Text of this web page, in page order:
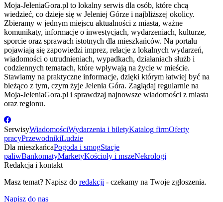
Moja-JeleniaGora.pl to lokalny serwis dla osób, które chcą
wiedzieć, co dzieje się w Jeleniej Górze i najbliższej okolicy.
Zbieramy w jednym miejscu aktualności z miasta, ważne
komunikaty, informacje o inwestycjach, wydarzeniach, kulturze,
sporcie oraz sprawach istotnych dla mieszkańców. Na portalu
pojawiają się zapowiedzi imprez, relacje z lokalnych wydarzeń,
wiadomości o utrudnieniach, wypadkach, działaniach służb i
codziennych tematach, które wpływają na życie w mieście.
Stawiamy na praktyczne informacje, dzięki którym łatwiej być na
bieżąco z tym, czym żyje Jelenia Góra. Zaglądaj regularnie na
Moja-JeleniaGora.pl i sprawdzaj najnowsze wiadomości z miasta
oraz regionu.
SerwisyWiadomościWydarzenia i biletyKatalog firmOferty
pracyPrzewodnikiLudzie
Dla mieszkańcaPogoda i smogStacje
paliwBankomatyMarketyKościoły i mszeNekrologi
Redakcja i kontakt
Masz temat? Napisz do redakcji - czekamy na Twoje zgłoszenia.
Napisz do nas